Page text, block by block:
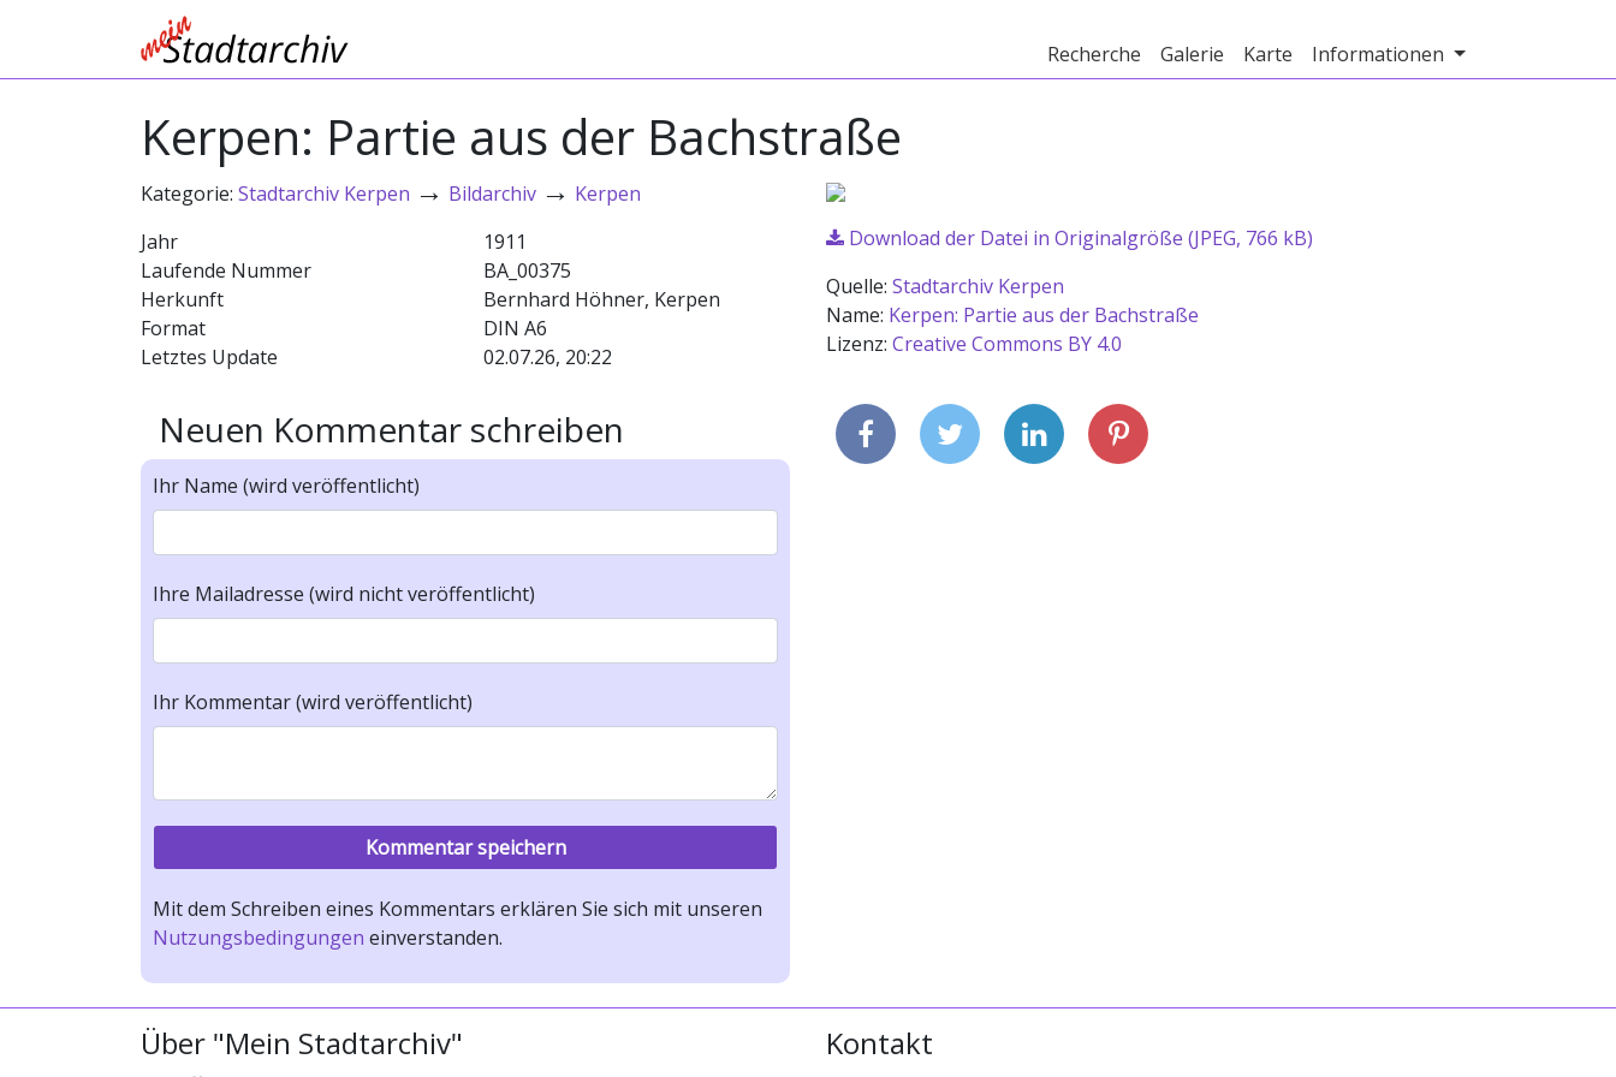
Recherche Galerie Karte Informationen
Kerpen: Partie aus der Bachstraße
Kategorie: Stadtarchiv Kerpen → Bildarchiv → Kerpen
Jahr
1911
Laufende Nummer
BA_00375
Herkunft
Bernhard Höhner, Kerpen
Format
DIN A6
Letztes Update
02.07.26, 20:22
Neuen Kommentar schreiben
Ihr Name (wird veröffentlicht)
Ihre Mailadresse (wird nicht veröffentlicht)
Ihr Kommentar (wird veröffentlicht)
Mit dem Schreiben eines Kommentars erklären Sie sich mit unseren
Nutzungsbedingungen einverstanden.
Download der Datei in Originalgröße (JPEG, 766 kB)
Quelle: Stadtarchiv Kerpen
Name: Kerpen: Partie aus der Bachstraße
Lizenz: Creative Commons BY 4.0
Über "Mein Stadtarchiv" Kontakt